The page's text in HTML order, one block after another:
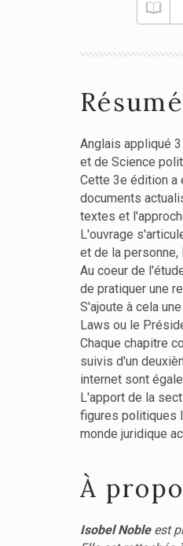
Résumé
Anglais appliqué
et de Science
Cette 3e édition a
documents
textes et
L'ouvrage
et de la
Au coeur de
de pratiquer une
S'ajoute à cela
Laws ou le
Chaque chapitre
suivis d'un
internet sont
L'apport de la
figures politiques
monde juridique
À
Isobel Nobleest